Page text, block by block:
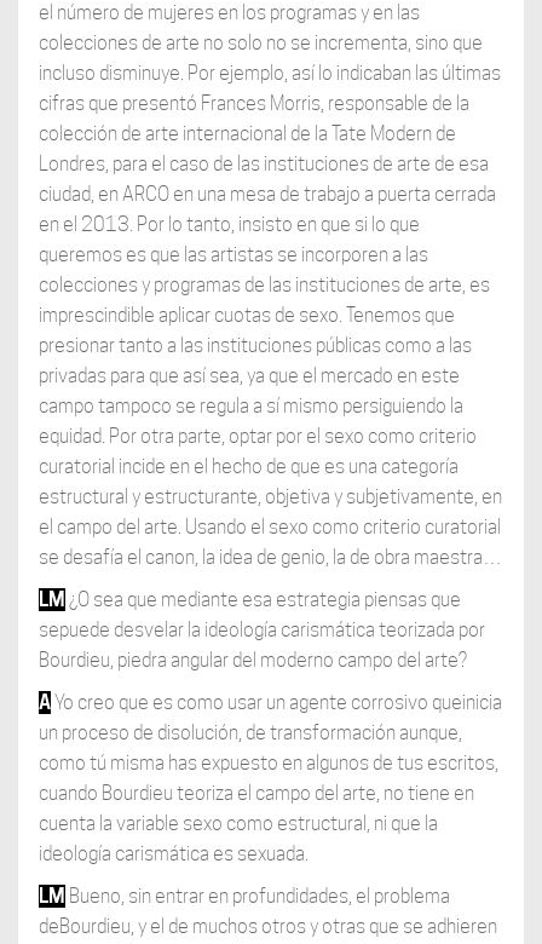
el número de mujeres en los programas y en las
colecciones de arte no solo no se incrementa, sino que
incluso disminuye. Por ejemplo, así lo indicaban las últimas
cifras que presentó Frances Morris, responsable de la
colección de arte internacional de la Tate Modern de
Londres, para el caso de las instituciones de arte de esa
ciudad, en ARCO en una mesa de trabajo a puerta cerrada
en el 2013. Por lo tanto, insisto en que si lo que
queremos es que las artistas se incorporen a las
colecciones y programas de las instituciones de arte, es
imprescindible aplicar cuotas de sexo. Tenemos que
presionar tanto a las instituciones públicas como a las
privadas para que así sea, ya que el mercado en este
campo tampoco se regula a sí mismo persiguiendo la
equidad. Por otra parte, optar por el sexo como criterio
curatorial incide en el hecho de que es una categoría
estructural y estructurante, objetiva y subjetivamente, en
el campo del arte. Usando el sexo como criterio curatorial
se desafía el canon, la idea de genio, la de obra maestra…
LM ¿O sea que mediante esa estrategia piensas que
sepuede desvelar la ideología carismática teorizada por
Bourdieu, piedra angular del moderno campo del arte?
AYo creo que es como usar un agente corrosivo queinicia
un proceso de disolución, de transformación aunque,
como tú misma has expuesto en algunos de tus escritos,
cuando Bourdieu teoriza el campo del arte, no tiene en
cuenta la variable sexo como estructural, ni que la
ideología carismática es sexuada.
LM Bueno, sin entrar en profundidades, el problema
deBourdieu, y el de muchos otros y otras que se adhieren